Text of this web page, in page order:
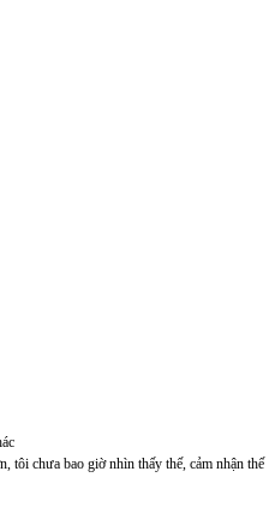
tôi chưa bao giờ nhìn thấy thế, cảm nhận thế